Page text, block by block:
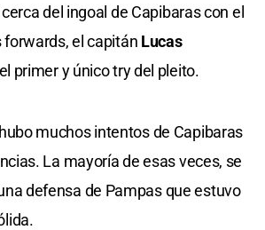
del ingoal de Capibaras con el
forwards, el capitán Lucas
primer y único try del pleito.
muchos intentos de Capibaras
La mayoría de esas veces, se
defensa de Pampas que estuvo